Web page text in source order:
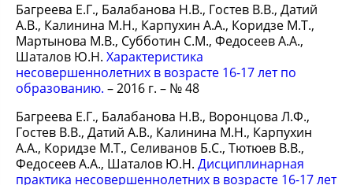
Багреева Е.Г., Балабанова Н.В., Гостев В.В., Датий
А.В., Калинина М.Н., Карпухин А.А., Коридзе М.Т.,
Мартынова М.В., Субботин С.М., Федосеев А.А.,
Шаталов Ю.Н. Характеристика
несовершеннолетних в возрасте 16-17 лет по
образованию. – 2016 г. – № 48
Багреева Е.Г., Балабанова Н.В., Воронцова Л.Ф.,
Гостев В.В., Датий А.В., Калинина М.Н., Карпухин
А.А., Коридзе М.Т., Селиванов Б.С., Тютюев В.В.,
Федосеев А.А., Шаталов Ю.Н. Дисциплинарная
практика несовершеннолетних в возрасте 16-17 лет